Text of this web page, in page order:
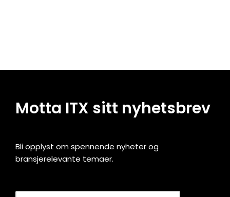
Motta ITX sitt nyhetsbrev
Bli opplyst om spennende nyheter og
bransjerelevante temaer.